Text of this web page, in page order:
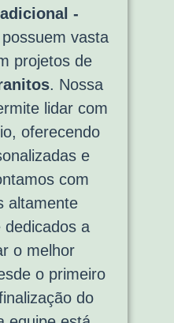
-
vasta
projetos de
. Nossa
lidar com
oferecendo
e
com
altamente
dedicados a
o melhor
o primeiro
do